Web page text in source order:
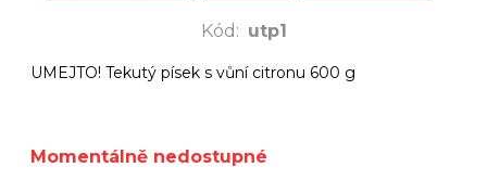
Kód : utp1
UMEJTO! Tekutý písek s vůní citronu 600 g
Momentálně nedostupné